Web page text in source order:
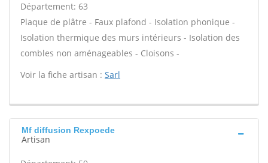
Département: 63
Plaque de plâtre - Faux plafond - Isolation phonique -
Isolation thermique des murs intérieurs - Isolation des
combles non aménageables - Cloisons -
Voir la fiche artisan : Sarl
Mf diffusion Rexpoede
Artisan